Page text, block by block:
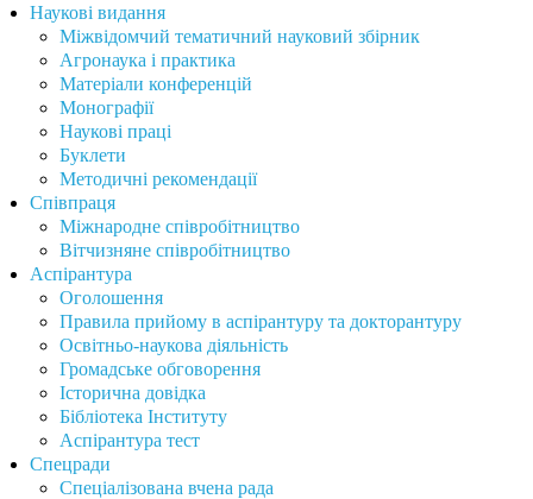
Наукові видання
Міжвідомчий тематичний науковий збірник
Агронаука і практика
Матеріали конференцій
Монографії
Наукові праці
Буклети
Методичні рекомендації
Співпраця
Міжнародне співробітництво
Вітчизняне співробітництво
Аспірантура
Оголошення
Правила прийому в аспірантуру та докторантуру
Освітньо-наукова діяльність
Громадське обговорення
Історична довідка
Бібліотека Інституту
Аспірантура тест
Спецради
Спеціалізована вчена рада